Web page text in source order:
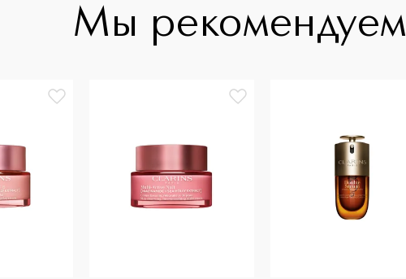
Мы рекомендуем